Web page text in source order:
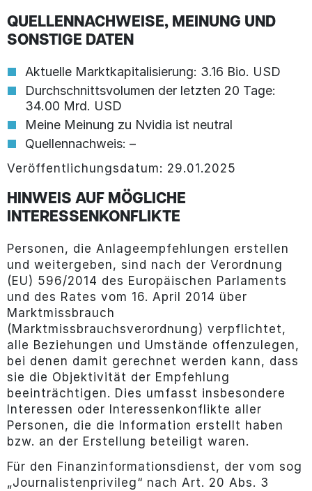
QUELLENNACHWEISE, MEINUNG UND
SONSTIGE DATEN
Aktuelle Marktkapitalisierung: 3.16 Bio. USD
Durchschnittsvolumen der letzten 20 Tage:
34.00 Mrd. USD
Meine Meinung zu Nvidia ist neutral
Quellennachweis: –
Veröffentlichungsdatum: 29.01.2025
HINWEIS AUF MÖGLICHE
INTERESSENKONFLIKTE
Personen, die Anlageempfehlungen erstellen
und weitergeben, sind nach der Verordnung
(EU) 596/2014 des Europäischen Parlaments
und des Rates vom 16. April 2014 über
Marktmissbrauch
(Marktmissbrauchsverordnung) verpflichtet,
alle Beziehungen und Umstände offenzulegen,
bei denen damit gerechnet werden kann, dass
sie die Objektivität der Empfehlung
beeinträchtigen. Dies umfasst insbesondere
Interessen oder Interessenkonflikte aller
Personen, die die Information erstellt haben
bzw. an der Erstellung beteiligt waren.
Für den Finanzinformationsdienst, der vom sog
„Journalistenprivileg“ nach Art. 20 Abs. 3